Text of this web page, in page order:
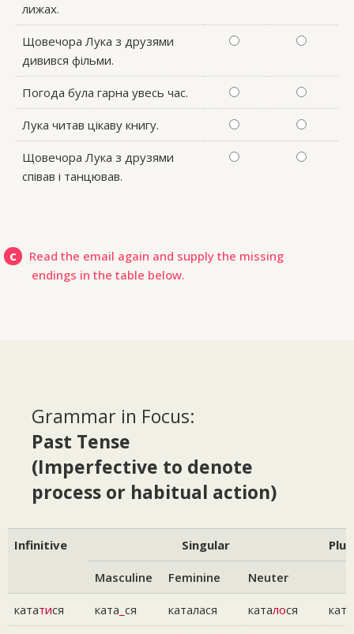
лижах.
Щовечора Лука з друзями
дивився фільми.
Погода була гарна увесь час.
Лука читав цікаву книгу.
Щовечора Лука з друзями
співав і танцював.
c
Read the email again and supply the missing
endings in the table below.
Grammar in Focus:
Past Tense
(Imperfective to denote
process or habitual action)
Infinitive Singular
Masculine Feminine Neuter
кататися ката ся каталася каталося ката